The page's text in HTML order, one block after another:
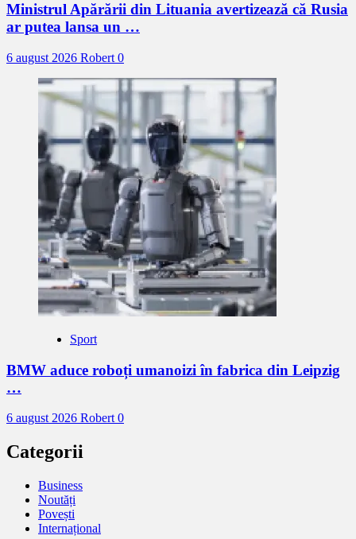
Ministrul Apărării din Lituania avertizează că Rusia
ar putea lansa un …
6 august 2026 Robert 0
Sport
BMW aduce roboți umanoizi în fabrica din Leipzig
…
6 august 2026 Robert0
Categorii
Business
Noutăți
Povești
Internațional